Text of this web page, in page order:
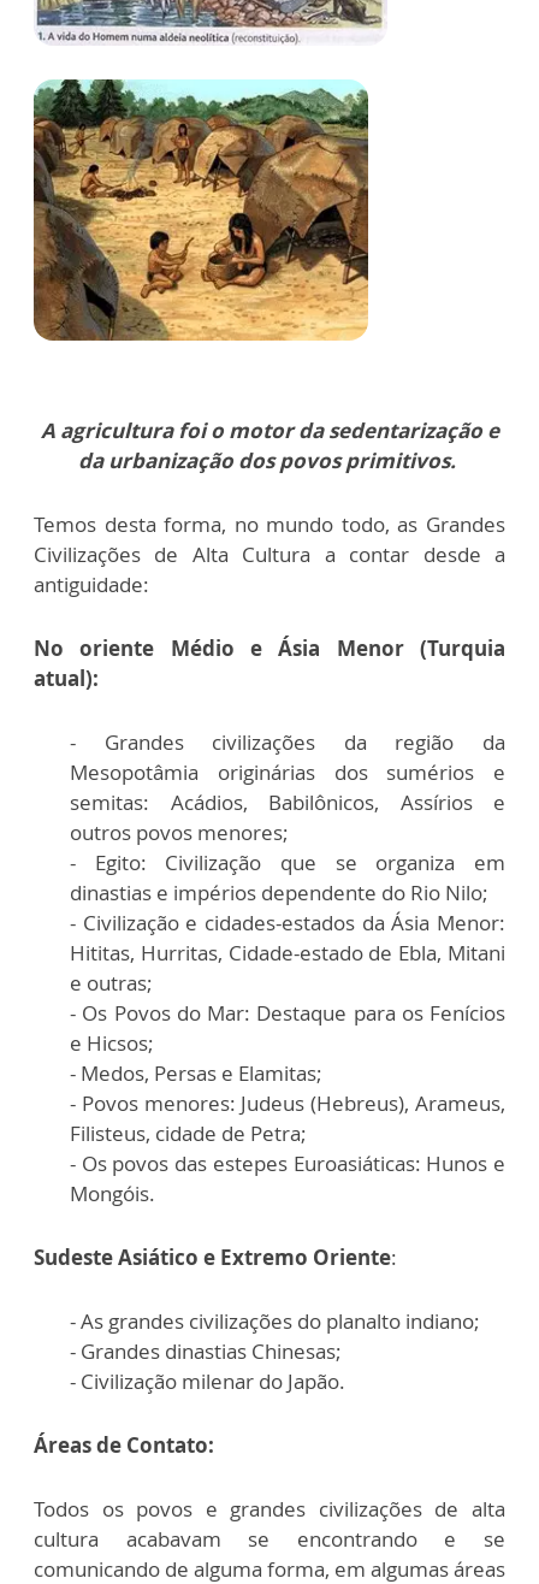
A agricultura foi o motor da sedentarização e
da urbanização dos povos primitivos.
Temos desta forma, no mundo todo, as Grandes
Civilizações de Alta Cultura a contar desde a
antiguidade:
No oriente Médio e Ásia Menor (Turquia
atual):
- Grandes civilizações da região da
Mesopotâmia originárias dos sumérios e
semitas: Acádios, Babilônicos, Assírios e
outros povos menores;
- Egito: Civilização que se organiza em
dinastias e impérios dependente do Rio Nilo;
- Civilização e cidades-estados da Ásia Menor:
Hititas, Hurritas, Cidade-estado de Ebla, Mitani
e outras;
- Os Povos do Mar: Destaque para os Fenícios
e Hicsos;
- Medos, Persas e Elamitas;
- Povos menores: Judeus (Hebreus), Arameus,
Filisteus, cidade de Petra;
- Os povos das estepes Euroasiáticas: Hunos e
Mongóis.
Sudeste Asiático e Extremo Oriente:
- As grandes civilizações do planalto indiano;
- Grandes dinastias Chinesas;
- Civilização milenar do Japão.
Áreas de Contato:
Todos os povos e grandes civilizações de alta
cultura acabavam se encontrando e se
comunicando de alguma forma, em algumas áreas